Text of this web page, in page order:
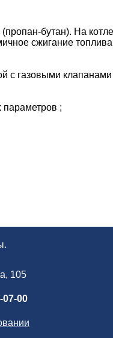
бутан). На
сжигание
с газовыми
;
105
07-00